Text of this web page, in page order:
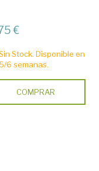
€
Stock. Disponible en
5/6 semanas.
COMPRAR